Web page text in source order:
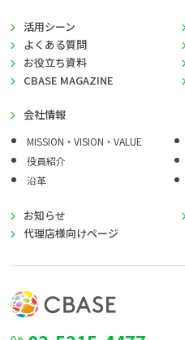
活用シーン
よくある質問
お役立ち資料
CBASE MAGAZINE
会社情報
MISSION・VISION・VALUE
役員紹介
沿革
お知らせ
代理店様向けページ